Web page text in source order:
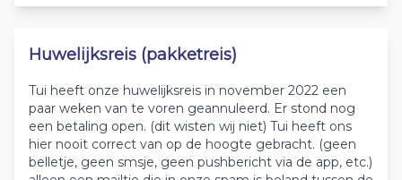
Huwelijksreis (pakketreis)
Tui heeft onze huwelijksreis in november 2022 een
paar weken van te voren geannuleerd. Er stond nog
een betaling open. (dit wisten wij niet) Tui heeft ons
hier nooit correct van op de hoogte gebracht. (geen
belletje, geen smsje, geen pushbericht via de app, etc.)